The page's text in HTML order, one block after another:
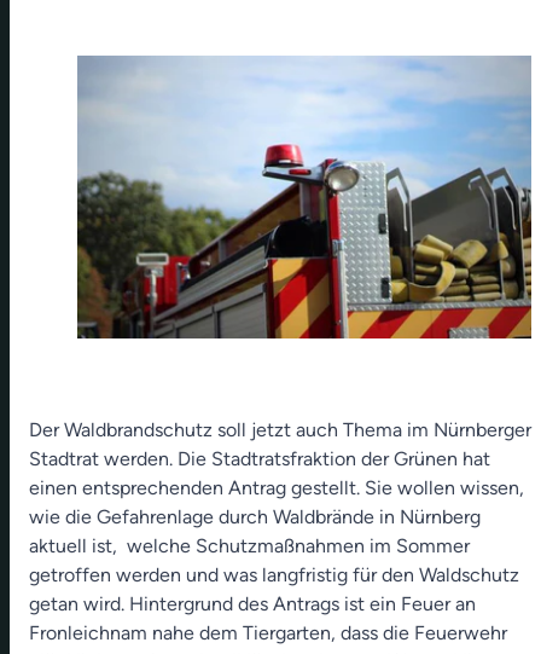
Der Waldbrandschutz soll jetzt auch Thema im Nürnberger
Stadtrat werden. Die Stadtratsfraktion der Grünen hat
einen entsprechenden Antrag gestellt. Sie wollen wissen,
wie die Gefahrenlage durch Waldbrände in Nürnberg
aktuell ist, welche Schutzmaßnahmen im Sommer
getroffen werden und was langfristig für den Waldschutz
getan wird. Hintergrund des Antrags ist ein Feuer an
Fronleichnam nahe dem Tiergarten, dass die Feuerwehr